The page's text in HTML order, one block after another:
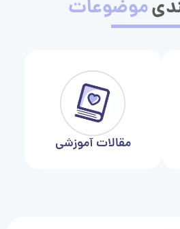
موضوعات
مقالات آموزشی